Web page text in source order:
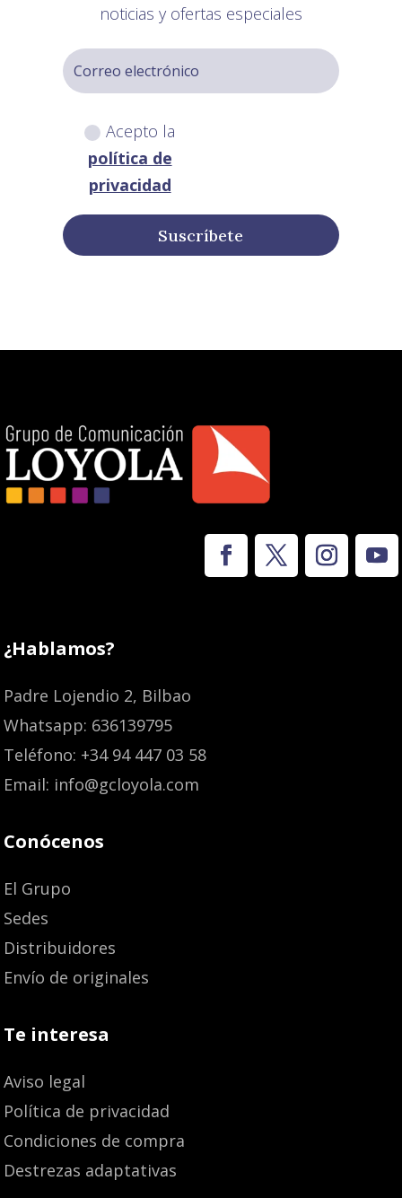
noticias y ofertas especiales
Acepto la
política de
privacidad
Suscríbete
¿Hablamos?
Padre Lojendio 2, Bilbao
Whatsapp: 636139795
Teléfono: +34 94 447 03 58
Email: info@gcloyola.com
Conócenos
El Grupo
Sedes
Distribuidores
Envío de originales
Te interesa
Aviso legal
Política de privacidad
Condiciones de compra
Destrezas adaptativas